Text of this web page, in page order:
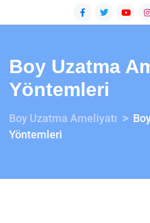
Boy Uzatma
Yöntemleri
Boy Uzatma Ameliyatı >
Yöntemleri